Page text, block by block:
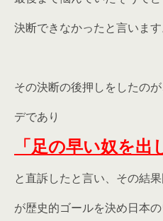
決断できなかったと言います
その決断の後押しをしたの
デであり
「足の早い奴を出
と直訴したと言い、その結
が歴史的ゴールを決め日本